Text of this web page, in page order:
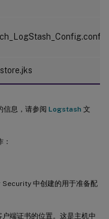
息，请参阅 Logstash 文
中创建的用于准备配
户端证书的位置。这是主机中